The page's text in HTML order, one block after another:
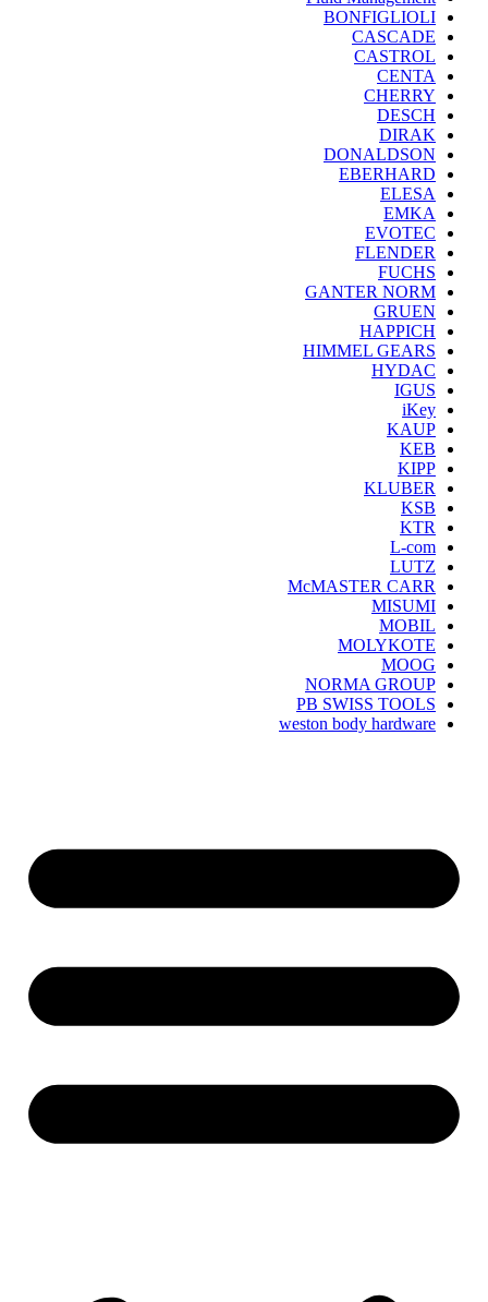
BONFIGLIOLI
CASCADE
CASTROL
CENTA
CHERRY
DESCH
DIRAK
DONALDSON
EBERHARD
ELESA
EMKA
EVOTEC
FLENDER
FUCHS
GANTER NORM
GRUEN
HAPPICH
HIMMEL GEARS
HYDAC
IGUS
iKey
KAUP
KEB
KIPP
KLUBER
KSB
KTR
L-com
LUTZ
McMASTER CARR
MISUMI
MOBIL
MOLYKOTE
MOOG
NORMA GROUP
PB SWISS TOOLS
weston body hardware